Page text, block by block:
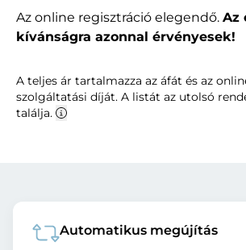
Az online regisztráció elegendő. Az
kívánságra azonnal érvényesek!
A teljes ár tartalmazza az áfát és az
szolgáltatási díját. A listát az utolsó
találja.
Automatikus megújítás